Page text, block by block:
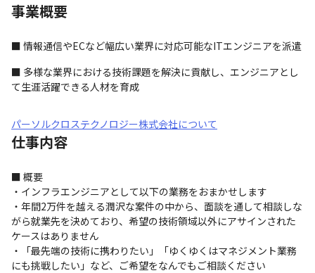
事業概要
■ 情報通信やECなど幅広い業界に対応可能なITエンジニアを派遣
■ 多様な業界における技術課題を解決に貢献し、エンジニアとし
て生涯活躍できる人材を育成
パーソルクロステクノロジー株式会社について
仕事内容
■ 概要
・インフラエンジニアとして以下の業務をおまかせします
・年間2万件を越える潤沢な案件の中から、面談を通して相談しな
がら就業先を決めており、希望の技術領域以外にアサインされた
ケースはありません
・「最先端の技術に携わりたい」「ゆくゆくはマネジメント業務
にも挑戦したい」など、ご希望をなんでもご相談ください